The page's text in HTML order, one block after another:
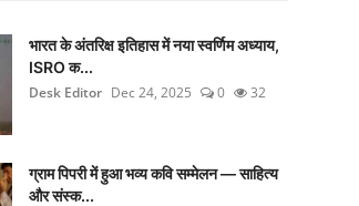
भारत के अंतरिक्ष इतिहास में नया स्वर्णिम अध्याय,
ISRO क...
Desk Editor Dec 24, 2025 0 32
ग्राम पिपरी में हुआ भव्य कवि सम्मेलन — साहित्य
और संस्क...